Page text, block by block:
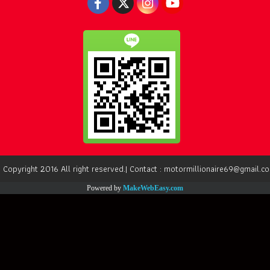
2016 All right reserved.| Contact :
Powered by MakeWebEasy.com